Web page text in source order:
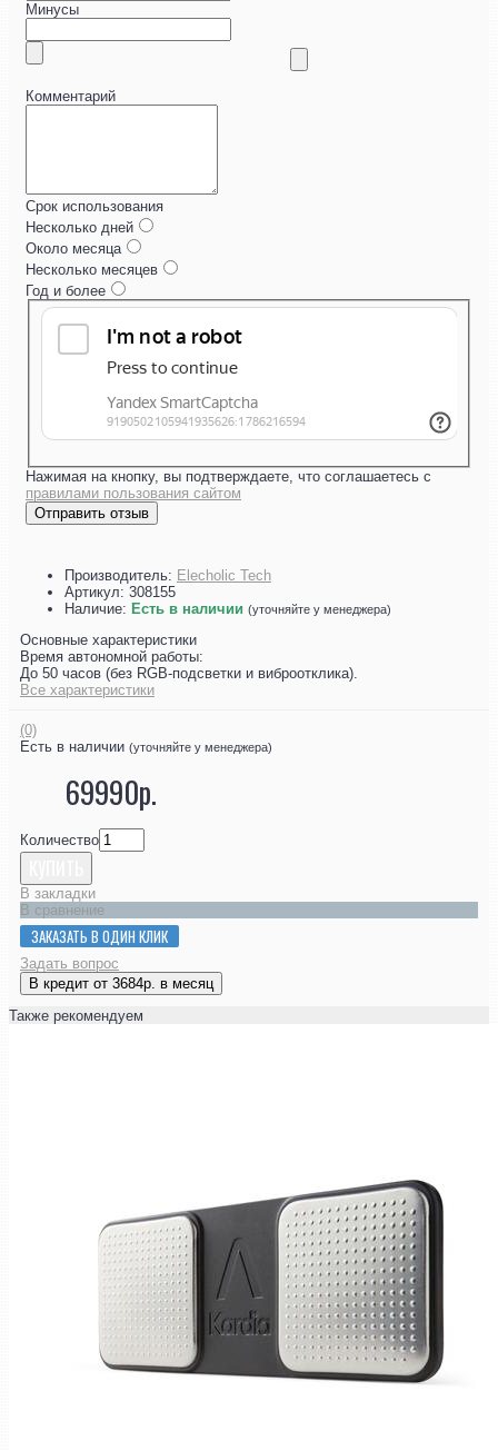
Минусы
Комментарий
Срок использования
Несколько дней
Около месяца
Несколько месяцев
Год и более
Нажимая на кнопку, вы подтверждаете, что соглашаетесь с
правилами пользования сайтом
Отправить отзыв
Производитель: Elecholic Tech
Артикул: 308155
Наличие: Есть в наличии (уточняйте у менеджера)
Основные характеристики
Время автономной работы:
До 50 часов (без RGB-подсветки и виброотклика).
Все характеристики
(0)
Есть в наличии (уточняйте у менеджера)
69990р.
Количество
В закладки
В сравнение
ЗАКАЗАТЬ В ОДИН КЛИК
Задать вопрос
В кредит от 3684р. в месяц
Также рекомендуем